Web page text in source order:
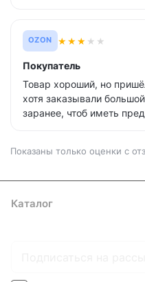
OZON ★★★ ★ ★
Покупатель
Товар хороший, но
хотя заказывали
заранее, чтоб иметь
Показаны только оценки с
Каталог